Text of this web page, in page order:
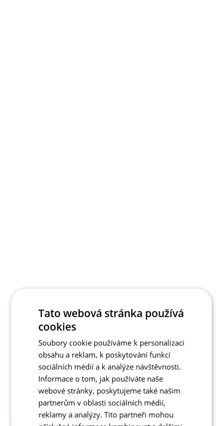
Tato webová stránka používá
cookies
Soubory cookie používáme k personalizaci
obsahu a reklam, k poskytování funkcí
sociálních médií a k analýze návštěvnosti.
Informace o tom, jak používáte naše
webové stránky, poskytujeme také našim
partnerům v oblasti sociálních médií,
reklamy a analýzy. Tito partneři mohou